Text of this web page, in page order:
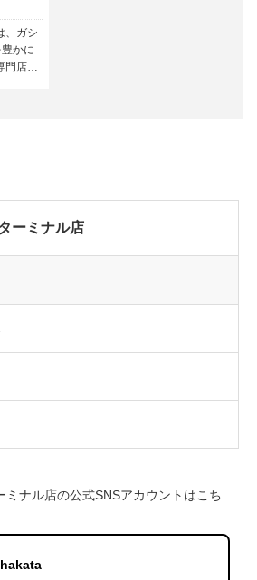
、ガシ
かに
店で
ーミナル店
ミナル店の公式SNSアカウントはこち